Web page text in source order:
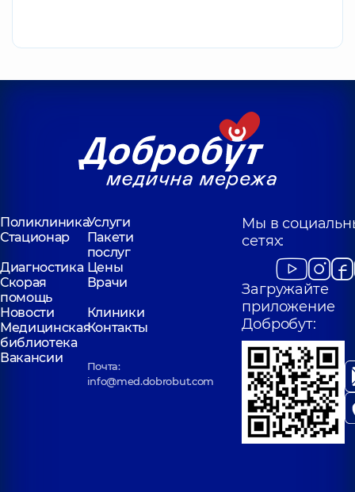
ПоликлиникаУслуги
Стационар
Пакети
послуг
Диагностика Цены
Скорая
помощь
Врачи
Новости
Клиники
Медицинская
библиотека
Контакты
Вакансии
Почта:
info@med.dobrobut.com
Мы в
сетях:
Загружайте
приложение
Добробут: